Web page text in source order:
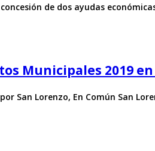
de dos ayudas
Municipales 2019
San Lorenzo, En Común San